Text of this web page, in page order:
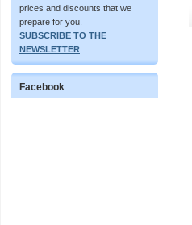
prices and discounts that we
prepare for you.
SUBSCRIBE TO THE
NEWSLETTER
Facebook